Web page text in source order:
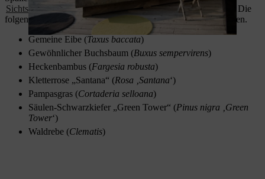
Sichtschutz selber bauen
und in Ihrem Dachgarten platzieren. Die
folgenden Pflanzen können Ihre Dachterrasse blickdicht machen.
Gemeine Eibe (Taxus baccata)
Gewöhnlicher Buchsbaum (Buxus sempervirens)
Heckenbambus (Fargesia robusta)
Kletterrose „Santana“ (Rosa ‚Santana‘)
Pampasgras (Cortaderia selloana)
Säulen-Schwarzkiefer „Green Tower“ (Pinus nigra ‚Green
Tower‘)
Waldrebe (Clematis)